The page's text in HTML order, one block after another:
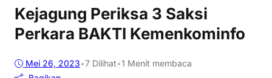
Kejagung Periksa 3 Saksi
Perkara BAKTI Kemenkominfo
Mei 26, 2023•7 Dilihat•1 Menit membaca